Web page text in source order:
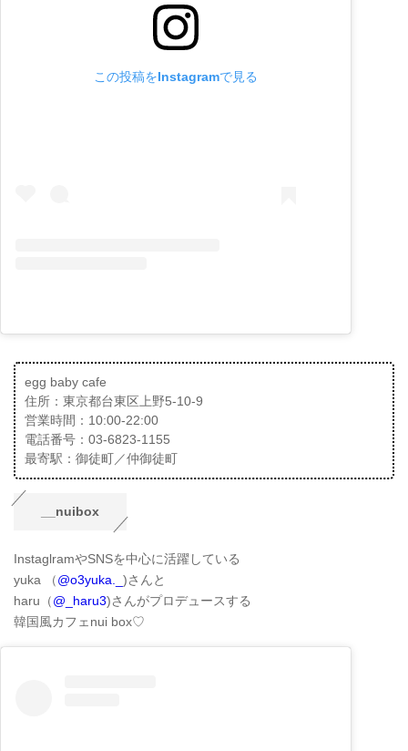
この投稿をInstagramで見る
egg baby cafe
住所：東京都台東区上野5-10-9
営業時間：10:00-22:00
電話番号：03-6823-1155
最寄駅：御徒町／仲御徒町
__nuibox
InstaglramやSNSを中心に活躍している
yuka （@o3yuka._ )さんと
haru（@_haru3)さんがプロデュースする
韓国風カフェnui box♡